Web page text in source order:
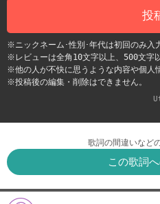
投
※ニックネーム･性別･年代は初回のみ入
※レビューは全角10文字以上、500文字
※他の人が不快に思うような内容や個人
※投稿後の編集・削除はできません。
歌詞の間違いなど
この歌詞